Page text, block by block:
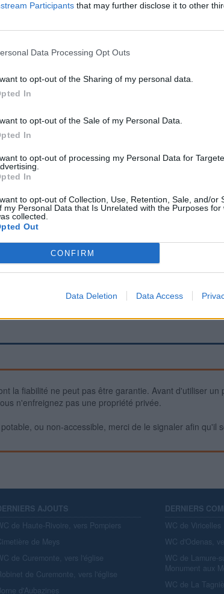
Participants that may further disclose it to other
Data Processing Opt Outs
to opt-out of the Sharing of my personal data.
In
to opt-out of the Sale of my Personal Data.
In
to opt-out of processing my Personal Data for
In
to opt-out of Collection, Use, Retention, Sale, and/or
my Personal Data that Is Unrelated with the Purposes for
collected.
Out
CONFIRM
Data Deletion Data Access
la fiabilité ne peut pas être garantie. Avant d'utiliser
n'enfreignez pas une propriété privée.
ou non-accessible, merci de le signaler afin qu'il
AJOUTS
de Haute-Rivoire, vers Pompiers
de Meys
de Curemonte, vers l'église
de Curemonte, vers l'église
d'Aubazines
DERNIERS
WC de Viricelles
WC d'Odenas,
WC de Lamure-
Monument aux
WC de La